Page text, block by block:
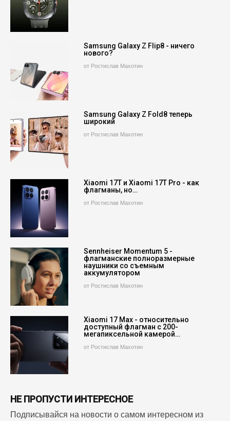
Samsung Galaxy Z Flip8 - ничего
нового?
от Ростислав Махотин
Samsung Galaxy Z Fold8 теперь
широкий
от Ростислав Махотин
Xiaomi 17T и Xiaomi 17T Pro - как
флагманы, но…
от Ростислав Махотин
Sennheiser Momentum 5 -
флагманские полноразмерные
наушники со съемным
аккумулятором
от Ростислав Махотин
Xiaomi 17 Max - относительно
доступный флагман с 200-
мегапиксельной камерой…
от Ростислав Махотин
НЕ ПРОПУСТИ ИНТЕРЕСНОЕ
Подписывайся на новости о самом интересном из